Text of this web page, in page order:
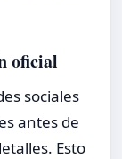
oficial
sociales
antes de
Esto